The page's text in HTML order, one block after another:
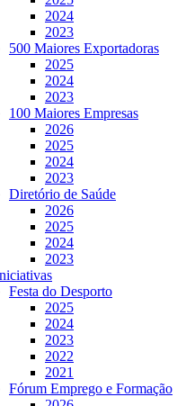
2024
2023
500 Maiores Exportadoras
2025
2024
2023
100 Maiores Empresas
2026
2025
2024
2023
Diretório de Saúde
2026
2025
2024
2023
Festa do Desporto
2025
2024
2023
2022
2021
Fórum Emprego e Formação